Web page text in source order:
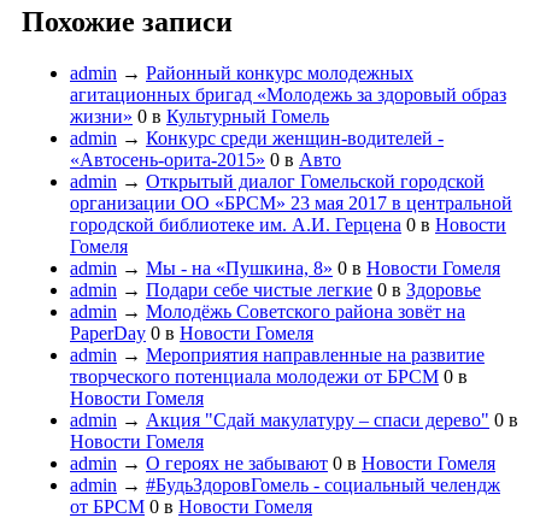
Похожие записи
admin → Районный конкурс молодежных
агитационных бригад «Молодежь за здоровый образ
жизни» 0 в Культурный Гомель
admin → Конкурс среди женщин-водителей -
«Автосень-орита-2015» 0 в Авто
admin → Открытый диалог Гомельской городской
организации ОО «БРСМ» 23 мая 2017 в центральной
городской библиотеке им. А.И. Герцена 0 в Новости
Гомеля
admin → Мы - на «Пушкина, 8» 0 в Новости Гомеля
admin → Подари себе чистые легкие 0 в Здоровье
admin → Молодёжь Советского района зовёт на
PaperDay 0 в Новости Гомеля
admin → Мероприятия направленные на развитие
творческого потенциала молодежи от БРСМ 0 в
Новости Гомеля
admin → Акция "Сдай макулатуру – спаси дерево" 0 в
Новости Гомеля
admin → О героях не забывают 0 в Новости Гомеля
admin → #БудьЗдоровГомель - социальный челендж
от БРСМ 0 в Новости Гомеля